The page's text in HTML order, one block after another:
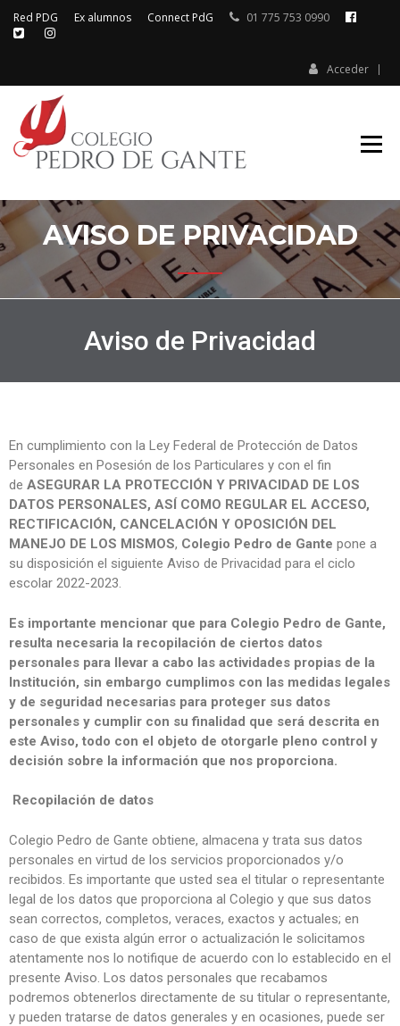
Red PDG Ex alumnos Connect PdG 01 775 753 0990
Acceder
PEDRO DE
AVISO DE PRIVACIDAD
Aviso de Privacidad
En cumplimiento con la Ley Federal de Protección de Datos
Personales en Posesión de los Particulares y con el fin
de ASEGURAR LA PROTECCIÓN Y PRIVACIDAD DE LOS
DATOS PERSONALES, ASÍ COMO REGULAR EL ACCESO,
RECTIFICACIÓN, CANCELACIÓN Y OPOSICIÓN DEL
MANEJO DE LOS MISMOS, Colegio Pedro de Gante pone a
su disposición el siguiente Aviso de Privacidad para el ciclo
escolar 2022-2023.
Es importante mencionar que para Colegio Pedro de Gante,
resulta necesaria la recopilación de ciertos datos
personales para llevar a cabo las actividades propias de la
Institución, sin embargo cumplimos con las medidas legales
y de seguridad necesarias para proteger sus datos
personales y cumplir con su finalidad que será descrita en
este Aviso, todo con el objeto de otorgarle pleno control y
decisión sobre la información que nos proporciona.
Recopilación de datos
Colegio Pedro de Gante obtiene, almacena y trata sus datos
personales en virtud de los servicios proporcionados y/o
recibidos. Es importante que usted sea el titular o representante
legal de los datos que proporciona al Colegio y que sus datos
sean correctos, completos, veraces, exactos y actuales; en
caso de que exista algún error o actualización le solicitamos
atentamente nos lo notifique de acuerdo con lo establecido en el
presente Aviso. Los datos personales que recabamos
podremos obtenerlos directamente de su titular o representante,
y pueden tratarse de datos generales y en ocasiones, puede ser